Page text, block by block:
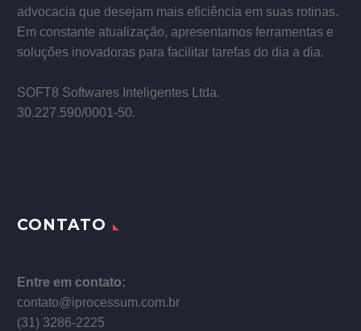
advocacia que desejam mais eficiência em suas rotinas.
Em constante atualização, apresentamos ferramentas e
soluções inovadoras para facilitar tarefas do dia a dia.
SOFT8 Softwares Inteligentes Ltda.
30.227.590/0001­-50.
CONTATO
Entre em contato:
contato@iprocessum.com.br
(31) 3286-2225